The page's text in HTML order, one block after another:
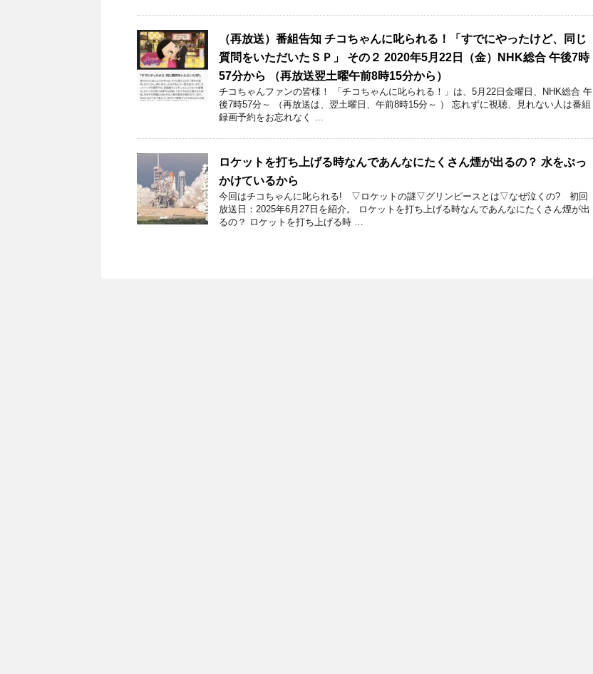
（再放送）番組告知 チコちゃんに叱られる！「すでにやったけど、同じ
質問をいただいたＳＰ」 その２ 2020年5月22日（金）NHK総合 午後7時
57分から （再放送翌土曜午前8時15分から）
チコちゃんファンの皆様！ 「チコちゃんに叱られる！」​は、5月22日金曜日、NHK総合 午
後7時57分～ （再放送は、翌土曜日、午前8時15分～ ） 忘れずに視聴、見れない人は番組
録画予約をお忘れなく …
ロケットを打ち上げる時なんであんなにたくさん煙が出るの？ 水をぶっ
かけているから
今回はチコちゃんに叱られる! ▽ロケットの謎▽グリンピースとは▽なぜ泣くの? 初回
放送日：2025年6月27日を紹介。 ロケットを打ち上げる時なんであんなにたくさん煙が出
るの？ ロケットを打ち上げる時 …